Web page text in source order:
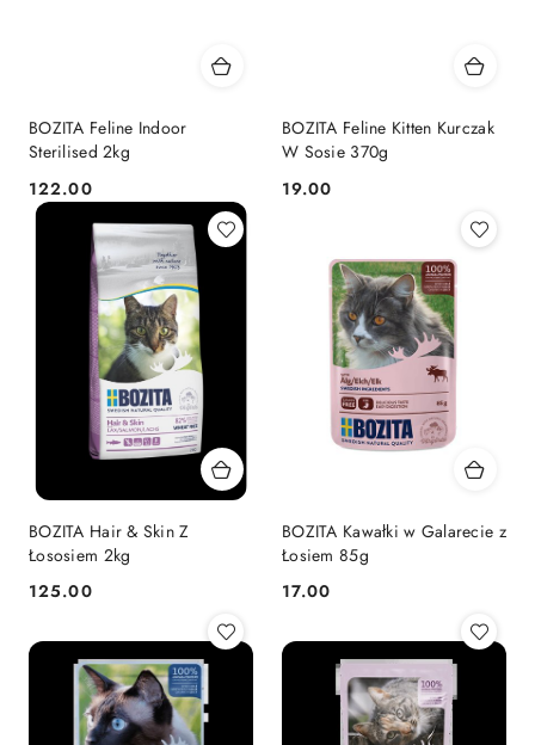
BOZITA Feline Indoor
Sterilised 2kg
Cena:
122.00
BOZITA Feline Kitten Kurczak
W Sosie 370g
Cena:
19.00
BOZITA Hair & Skin Z
Łososiem 2kg
Cena:
125.00
BOZITA Kawałki w Galarecie z
Łosiem 85g
Cena:
17.00